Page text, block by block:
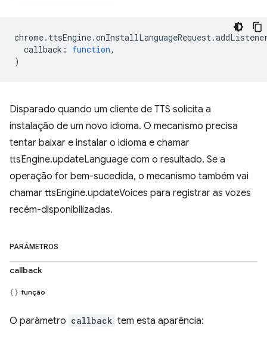
chrome. ttsEngine.onInstallLanguageRequest.
callback : function,
)
Disparado quando um cliente de TTS solicita a
instalação de um novo idioma. O mecanismo precisa
tentar baixar e instalar o idioma e chamar
ttsEngine.updateLanguage com o resultado. Se a
operação for bem-sucedida, o mecanismo também vai
chamar ttsEngine.updateVoices para registrar as vozes
recém-disponibilizadas.
PARÂMETROS
callback
função
O parâmetro callback tem esta aparência: